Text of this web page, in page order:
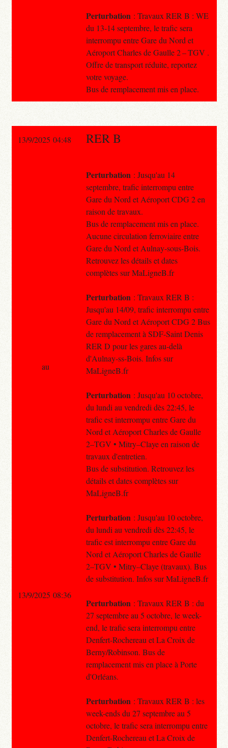
Perturbation : Travaux RER B : WE
du 13-14 septembre, le trafic sera
interrompu entre Gare du Nord et
Aéroport Charles de Gaulle 2 – TGV .
Offre de transport réduite, reportez
votre voyage.
Bus de remplacement mis en place.
13/9/2025 04:48 RER B
Perturbation : Jusqu'au 14
septembre, trafic interrompu entre
Gare du Nord et Aéroport CDG 2 en
raison de travaux.
Bus de remplacement mis en place.
Aucune circulation ferroviaire entre
Gare du Nord et Aulnay-sous-Bois.
Retrouvez les détails et dates
complètes sur MaLigneB.fr
Perturbation : Travaux RER B :
Jusqu'au 14/09, trafic interrompu entre
Gare du Nord et Aéroport CDG 2 Bus
de remplacement à SDF-Saint Denis
RER D pour les gares au-delà
d'Aulnay-ss-Bois. Infos sur
MaLigneB.fr
Perturbation : Jusqu'au 10 octobre,
du lundi au vendredi dès 22:45, le
trafic est interrompu entre Gare du
Nord et Aéroport Charles de Gaulle
2–TGV • Mitry–Claye en raison de
travaux d'entretien.
Bus de substitution. Retrouvez les
détails et dates complètes sur
MaLigneB.fr
Perturbation : Jusqu'au 10 octobre,
du lundi au vendredi dès 22:45, le
trafic est interrompu entre Gare du
Nord et Aéroport Charles de Gaulle
2–TGV • Mitry–Claye (travaux). Bus
de substitution. Infos sur MaLigneB.fr
Perturbation : Travaux RER B : du
27 septembre au 5 octobre, le week-
end, le trafic sera interrompu entre
Denfert-Rochereau et La Croix de
Berny/Robinson. Bus de
remplacement mis en place à Porte
d'Orléans.
Perturbation : Travaux RER B : les
week-ends du 27 septembre au 5
octobre, le trafic sera interrompu entre
Denfert-Rochereau et La Croix de
au
13/9/2025 08:36